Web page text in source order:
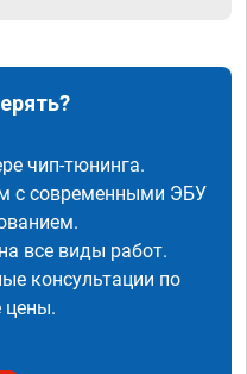
чип-тюнинга.
с современными ЭБУ
все виды работ.
консультации по
цены.